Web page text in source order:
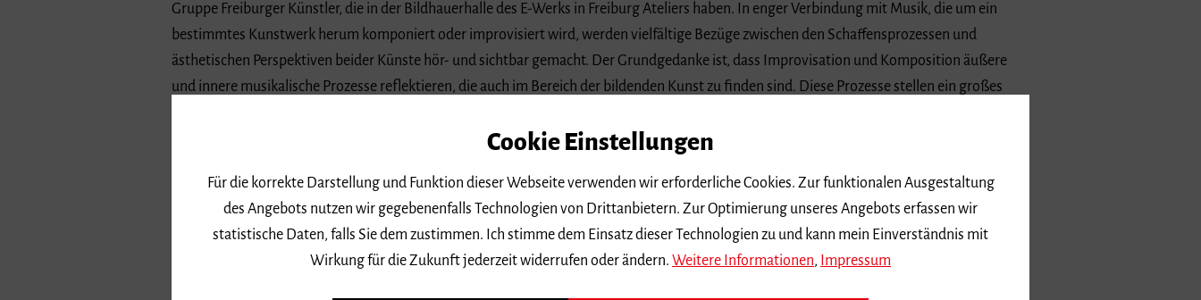
Gruppe Freiburger Künstler, die in der Bildhauerhalle des E-Werks in Freiburg Ateliers haben. In enger Verbindung mit Musik, die um ein
bestimmtes Kunstwerk herum komponiert oder improvisiert wird, werden vielfältige Bezüge zwischen den Schaffensprozessen und
ästhetischen Perspektiven beider Künste hör- und sichtbar gemacht. Der Grundgedanke ist, dass Improvisation und Komposition äußere
und innere musikalische Prozesse reflektieren, die auch im Bereich der bildenden Kunst zu finden sind. Diese Prozesse stellen ein großes
Darbietungen und geben Einblicke sowohl in die vielfältigen kreativen Entwicklungsprozesse als auch in die daraus gewonnenen
persönlichen Erkenntnisse.
Das Streaming-Konzert kann aufVimeoangesehen werden.
Cookie Einstellungen
Für die korrekte Darstellung und Funktion dieser Webseite verwenden wir erforderliche Cookies. Zur funktionalen Ausgestaltung
des Angebots nutzen wir gegebenenfalls Technologien von Drittanbietern. Zur Optimierung unseres Angebots erfassen wir
statistische Daten, falls Sie dem zustimmen. Ich stimme dem Einsatz dieser Technologien zu und kann mein Einverständnis mit
Wirkung für die Zukunft jederzeit widerrufen oder ändern. Weitere Informationen, Impressum